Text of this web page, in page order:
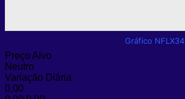
Gráfico NFLX34
Preço Alvo
Neutro
Variação Diária
0,00